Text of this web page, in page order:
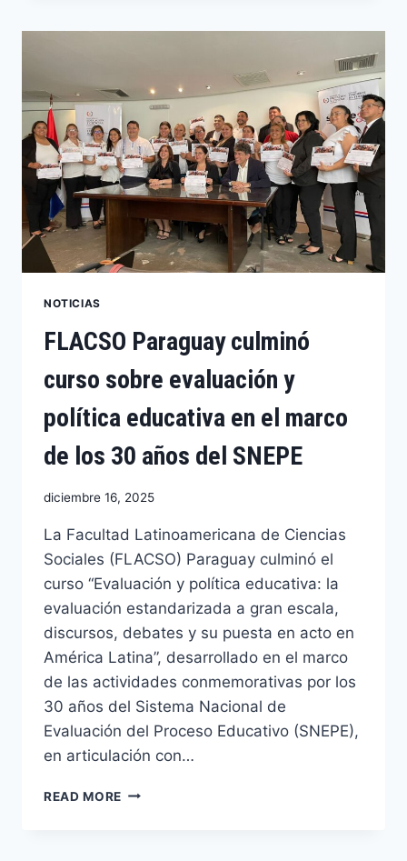
NOTICIAS
FLACSO Paraguay culminó
curso sobre evaluación y
política educativa en el marco
de los 30 años del SNEPE
diciembre 16, 2025
La Facultad Latinoamericana de Ciencias
Sociales (FLACSO) Paraguay culminó el
curso “Evaluación y política educativa: la
evaluación estandarizada a gran escala,
discursos, debates y su puesta en acto en
América Latina”, desarrollado en el marco
de las actividades conmemorativas por los
30 años del Sistema Nacional de
Evaluación del Proceso Educativo (SNEPE),
en articulación con…
READ MORE